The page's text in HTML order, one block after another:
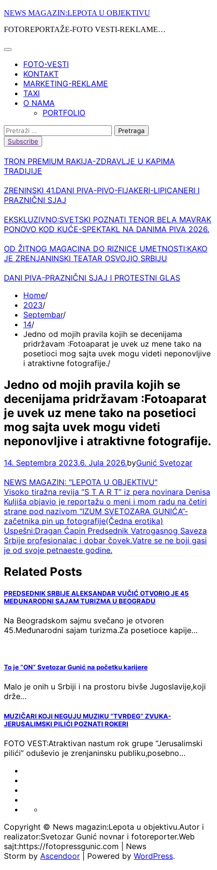
Skip
content
NEWS MAGAZIN:LEPOTA U OBJEKTIVU
FOTOREPORTAŽE-FOTO VESTI-REKLAME…
FOTO-VESTI
KONTAKT
MARKETING-REKLAME
TAXI
O NAMA
PORTFOLIO
Pretraga:
Subscribe
TRON PREMIUM RAKIJA-ZDRAVLJE U KAPIMA
TRADIJIJE
ZRENINSKI 41.DANI PIVA-PIVO-FIJAKERI-LIPICANERI I
PRAZNIČNI SJAJ
EKSKLUZIVNO:SVETSKI POZNATI TENOR BELA MAVRAK
PONOVO KOD KUĆE-SPEKTAKL NA DANIMA PIVA 2026.
OD ŽITNOG MAGACINA DO RIZNICE UMETNOSTI:KAKO
JE ZRENJANINSKI TEATAR OSVOJIO SRBIJU
DANI PIVA-PRAZNIČNI SJAJ I PROTESTNI GLAS
Home
2023
Septembar
14
Jedno od mojih pravila kojih se decenijama
pridržavam :Fotoaparat je uvek uz mene tako na
posetioci mog sajta uvek mogu videti neponovljive
i atraktivne fotografije.
Jedno od mojih pravila kojih se
decenijama pridržavam :Fotoaparat
je uvek uz mene tako na posetioci
mog sajta uvek mogu videti
neponovljive i atraktivne fotografije.
14. Septembra 2023.6. Jula 2026.byGunić Svetozar
NEWS MAGAZIN: "LEPOTA U OBJEKTIVU"
Navigacija
članaka
Visoko tiražna revija “S T A R T” iz pera novinara Denisa
Kuljiša objavio je reportažu o meni i mom radu na četiri
strane pod nazivom “IZUM SVETOZARA GUNIĆA”-
začetnika pin up fotografije(Čedna erotika)
Uspešni:Dragan Ćapin Predsednik Vatrogasnog Saveza
Srbije profesionalac i dobar čovek.Vatre se ne boji gasi
je od svoje petnaeste godine.
Related Posts
PREDSEDNIK SRBIJE ALEKSANDAR VUČIĆ OTVORIO JE 45
MEĐUNARODNI SAJAM TURIZMA U BEOGRADU
Na Beogradskom sajmu svečano je otvoren
45.Međunarodni sajam turizma.Za posetioce kapije…
To je “ON” Svetozar Gunić na početku karijere
Malo je onih u Srbiji i na prostoru bivše Jugoslavije,koji
drže…
MUZIČARI KOJI NEGUJU MUZIKU “TVRĐEG” ZVUKA-
JERUSALIMSKI PILIĆI POZNATI ROKERI
FOTO VEST:Atraktivan nastum rok grupe “Jerusalimski
pilići” oduševio je zrenjaninsku publiku,posebno…
Copyright © News magazin:Lepota u objektivu.Autor i
realizator:Svetozar Gunić novnar i fotoreporter.Web
sajt:https://fotopressgunic.com | News
Storm by Ascendoor | Powered by WordPress.